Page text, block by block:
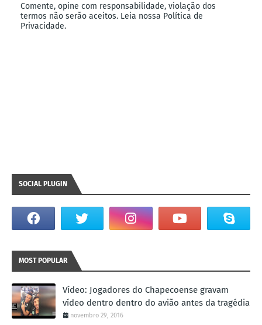
Comente, opine com responsabilidade, violação dos
termos não serão aceitos. Leia nossa Política de
Privacidade.
SOCIAL PLUGIN
MOST POPULAR
Vídeo: Jogadores do Chapecoense gravam
vídeo dentro dentro do avião antes da tragédia
novembro 29, 2016